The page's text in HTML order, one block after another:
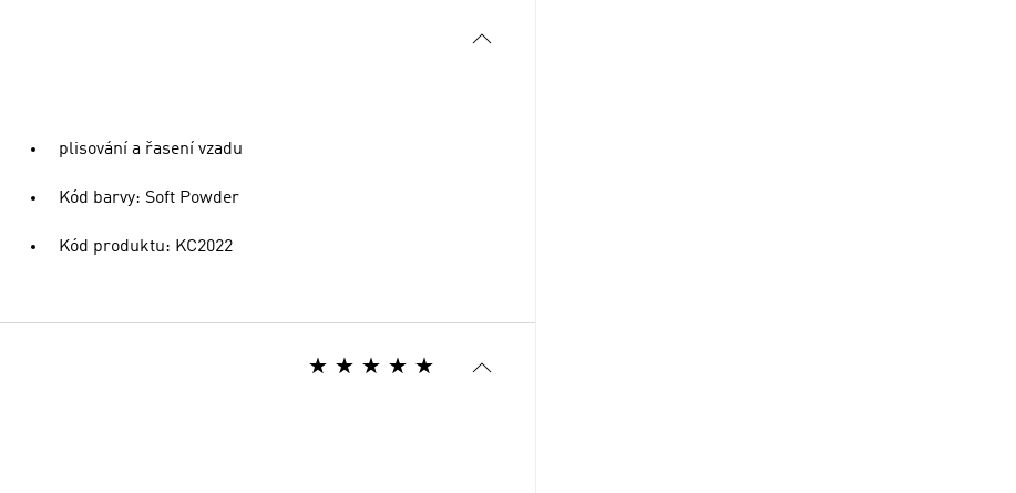
plisování a řasení vzadu
Kód barvy: Soft Powder
Kód produktu: KC2022